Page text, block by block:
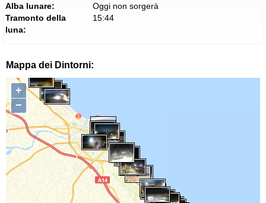
Alba lunare:
Oggi non sorgerà
Tramonto della
luna:
15:44
Mappa dei Dintorni:
+
−